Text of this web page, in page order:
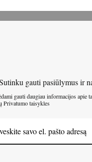
gauti pasiūlymus ir
gauti daugiau informacijos apie
Privatumo taisykles